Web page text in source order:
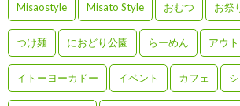
Misaostyle Misato Style おむつ お祭
つけ麺 におどり公園 らーめん アウ
イトーヨーカドー イベント カフェ